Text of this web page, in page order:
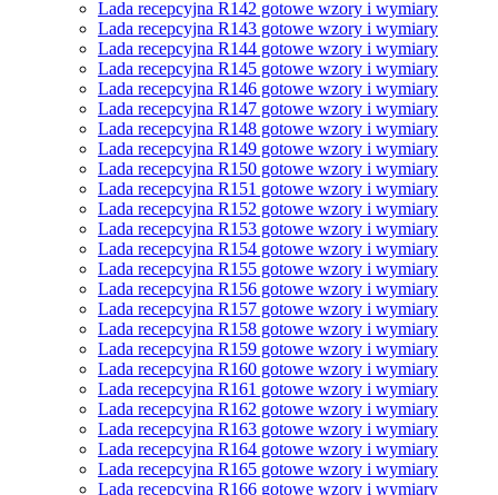
Lada recepcyjna R142 gotowe wzory i wymiary
Lada recepcyjna R143 gotowe wzory i wymiary
Lada recepcyjna R144 gotowe wzory i wymiary
Lada recepcyjna R145 gotowe wzory i wymiary
Lada recepcyjna R146 gotowe wzory i wymiary
Lada recepcyjna R147 gotowe wzory i wymiary
Lada recepcyjna R148 gotowe wzory i wymiary
Lada recepcyjna R149 gotowe wzory i wymiary
Lada recepcyjna R150 gotowe wzory i wymiary
Lada recepcyjna R151 gotowe wzory i wymiary
Lada recepcyjna R152 gotowe wzory i wymiary
Lada recepcyjna R153 gotowe wzory i wymiary
Lada recepcyjna R154 gotowe wzory i wymiary
Lada recepcyjna R155 gotowe wzory i wymiary
Lada recepcyjna R156 gotowe wzory i wymiary
Lada recepcyjna R157 gotowe wzory i wymiary
Lada recepcyjna R158 gotowe wzory i wymiary
Lada recepcyjna R159 gotowe wzory i wymiary
Lada recepcyjna R160 gotowe wzory i wymiary
Lada recepcyjna R161 gotowe wzory i wymiary
Lada recepcyjna R162 gotowe wzory i wymiary
Lada recepcyjna R163 gotowe wzory i wymiary
Lada recepcyjna R164 gotowe wzory i wymiary
Lada recepcyjna R165 gotowe wzory i wymiary
Lada recepcyjna R166 gotowe wzory i wymiary